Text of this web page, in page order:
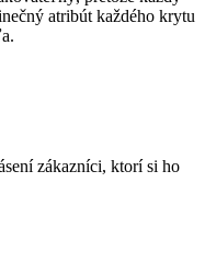
atribút každého krytu
zákazníci, ktorí si ho